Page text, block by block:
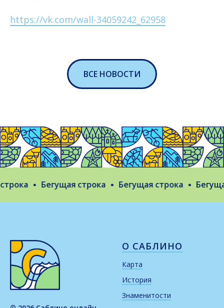
https://vk.com/wall-34059242_62958
ВСЕ НОВОСТИ
Бегущая строка Бегущая строка Бегущая
О САБЛИНО
Карта
История
Знаменитости